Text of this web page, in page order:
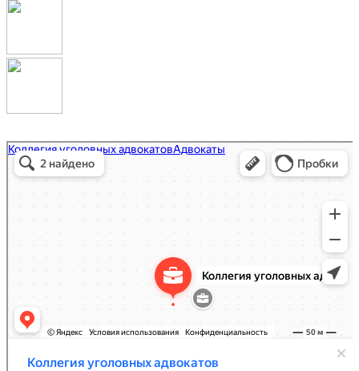
Коллегия уголовных адвокатов
Адвокаты в Москве
Юридические услуги в Москве